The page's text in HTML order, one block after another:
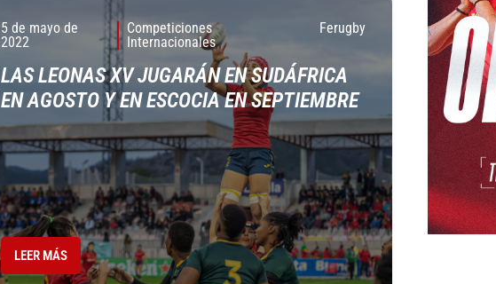
5 de mayo de
2022
Competiciones
Internacionales
Ferugby
LAS LEONAS XV JUGARÁN EN SUDÁFRICA
EN AGOSTO Y EN ESCOCIA EN SEPTIEMBRE
LEER MÁS